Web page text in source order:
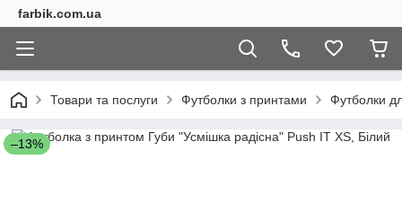
farbik.com.ua
Товари та послуги Футболки з принтами Футболки
–13%